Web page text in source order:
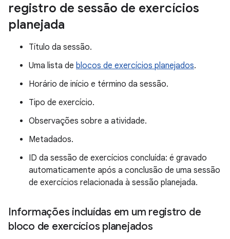
registro de sessão de exercícios
planejada
Título da sessão.
Uma lista de blocos de exercícios planejados.
Horário de início e término da sessão.
Tipo de exercício.
Observações sobre a atividade.
Metadados.
ID da sessão de exercícios concluída: é gravado
automaticamente após a conclusão de uma sessão
de exercícios relacionada à sessão planejada.
Informações incluídas em um registro de
bloco de exercícios planejados